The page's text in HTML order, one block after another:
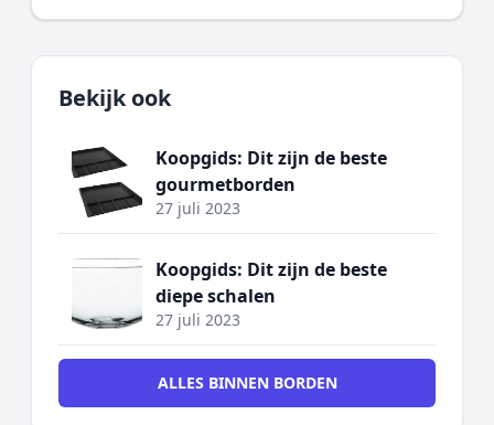
Bekijk ook
Koopgids: Dit zijn de beste
gourmetborden
27 juli 2023
Koopgids: Dit zijn de beste
diepe schalen
27 juli 2023
ALLES BINNEN BORDEN